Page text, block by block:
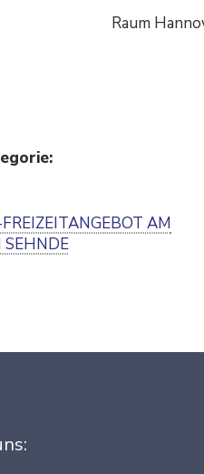
Raum
AM
SEHNDE